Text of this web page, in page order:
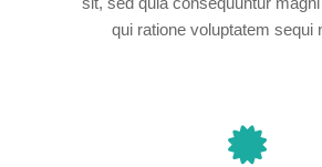
qui ratione voluptatem sequi